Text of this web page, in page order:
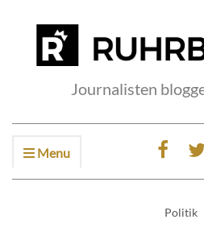
Journalisten
Menu
Politik